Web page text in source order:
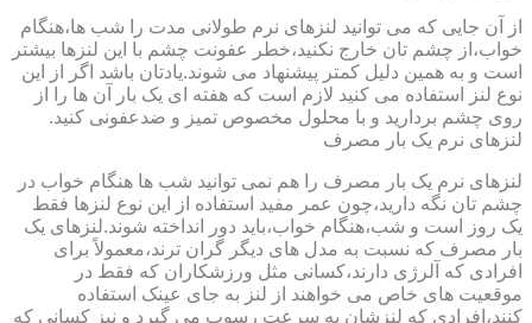
از آن جایی که می توانید لنزهای نرم طولانی مدت را شب ها،هنگام
خواب،از چشم تان خارج نکنید،خطر عفونت چشم با این لنزها بیشتر
است و به همین دلیل کمتر پیشنهاد می شوند.یادتان باشد اگر از این
نوع لنز استفاده می کنید لازم است که هفته ای یک بار آن ها را از
روی چشم بردارید و با محلول مخصوص تمیز و ضدعفونی کنید.
لنزهای نرم یک بار مصرف
لنزهای نرم یک بار مصرف را هم نمی توانید شب ها هنگام خواب در
چشم تان نگه دارید،چون عمر مفید استفاده از این نوع لنزها فقط
یک روز است و شب،هنگام خواب،باید دور انداخته شوند.لنزهای یک
بار مصرف که نسبت به مدل های دیگر گران ترند،معمولاً برای
افرادی که آلرژی دارند،کسانی مثل ورزشکاران که فقط در
موقعیت های خاص می خواهند از لنز به جای عینک استفاده
کنند،افرادی که لنزشان به سرعت رسوب می گیرد و نیز کسانی که